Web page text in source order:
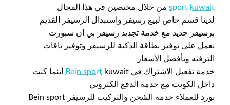
sport kuwait من خلال مختصين في هذا المجال
لدينا قسم خاص لبيع رسيفر واستبدال الرسيفر القديم
برسيفر جديد مع خدمة تجديد رسيفر بي ان سبورت
نعمل على توفير بطاقة الذكية للرسيفر وتوفير باقات
الترفيه وبأفضل الأسعار
خدمة تفعيل الاشتراك في
Bein sport
kuwait أينما كنت
داخل الكويت مع خدمة الدفع الكتروني
نورد للعملاء خدمة الشحن والتركيب للرسيفر Bein sport